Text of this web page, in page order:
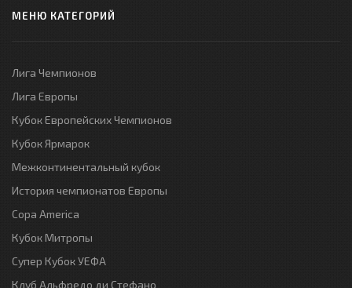
МЕНЮ КАТЕГОРИЙ
Лига Чемпионов
Лига Европы
Кубок Европейских Чемпионов
Кубок Ярмарок
Межконтинентальный кубок
История чемпионатов Европы
Copa America
Кубок Митропы
Супер Кубок УЕФА
Клуб Альфредо ди Стефано